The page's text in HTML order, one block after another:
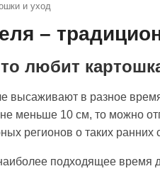
и уход
–
любит
высаживают в разное
меньше 10 см, то можно
регионов о таких ранних
подходящее время